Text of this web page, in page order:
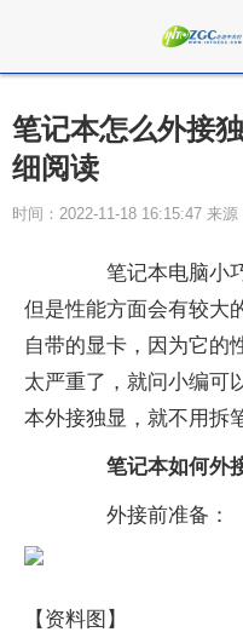
笔记本怎么外接
细阅读
时间：2022-11-18 16:15:47 来源
笔记本电脑小巧
但是性能方面会有较大
自带的显卡，因为它的
太严重了，就问小编可
本外接独显，就不用拆
笔记本如何外
外接前准备：
【资料图】